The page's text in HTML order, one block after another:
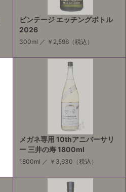
ビンテージ エッチングボトル
2026
300ml ／ ￥2,596（税込）
メガネ専用 10thアニバーサリ
ー 三井の寿 1800ml
1800ml ／ ￥3,630 （税込）